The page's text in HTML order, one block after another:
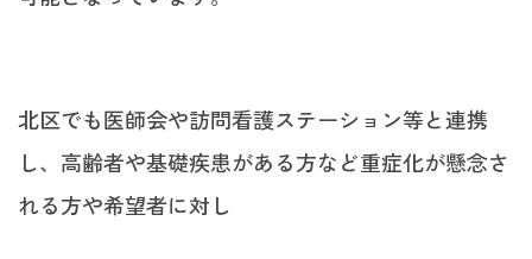
北区でも医師会や訪問看護ステーション等と連携
し、高齢者や基礎疾患がある方など重症化が懸念さ
れる方や希望者に対し